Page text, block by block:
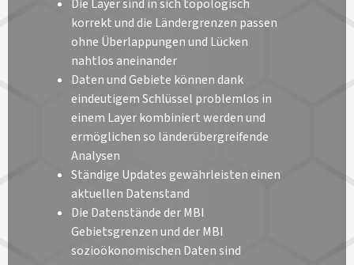
Die Layer sind in sich topologisch
korrekt und die Ländergrenzen passen
ohne Überlappungen und Lücken
nahtlos aneinander
Daten und Gebiete können dank
eindeutigem Schlüssel problemlos in
einem Layer kombiniert werden und
ermöglichen so länderübergreifende
Analysen
Ständige Updates gewährleisten einen
aktuellen Datenstand
Die Datenstände der MBI
Gebietsgrenzen und der MBI
sozioökonomischen Daten sind